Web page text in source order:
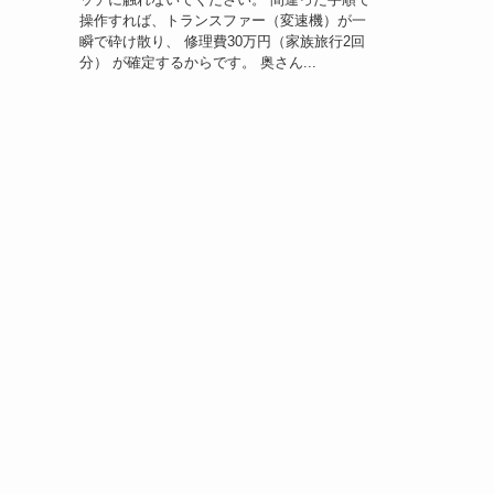
操作すれば、トランスファー（変速機）が一
瞬で砕け散り、 修理費30万円（家族旅行2回
分） が確定するからです。 奥さん...